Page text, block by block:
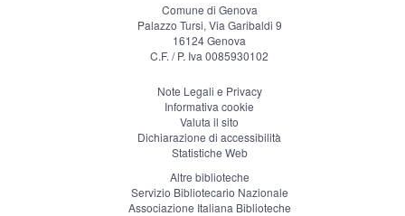
Comune di Genova
Palazzo Tursi, Via Garibaldi 9
16124 Genova
C.F. / P. Iva 0085930102
Note Legali e Privacy
Informativa cookie
Valuta il sito
Dichiarazione di accessibilità
Statistiche Web
Altre biblioteche
Servizio Bibliotecario Nazionale
Associazione Italiana Biblioteche